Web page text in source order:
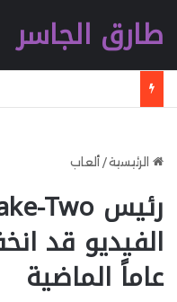
طارق الجاسر
الرئيسية/ ألعاب
الفيديو قد
عاماً الماضية